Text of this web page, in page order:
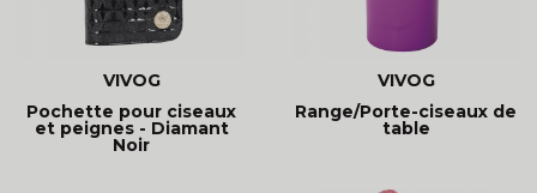
VIVOG
Pochette pour ciseaux
et peignes - Diamant
Noir
VIVOG
Range/Porte-ciseaux de
table